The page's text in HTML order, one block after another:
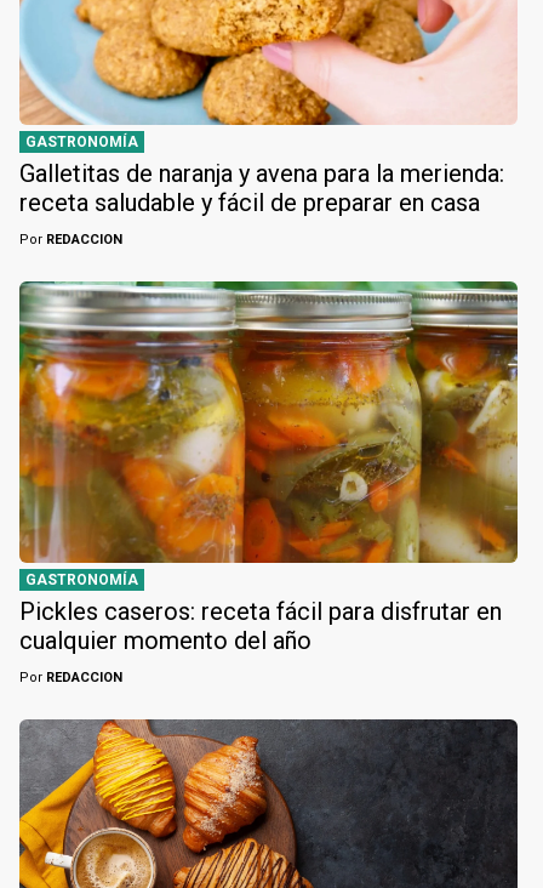
GASTRONOMÍA
Galletitas de naranja y avena para la merienda:
receta saludable y fácil de preparar en casa
Por REDACCION
GASTRONOMÍA
Pickles caseros: receta fácil para disfrutar en
cualquier momento del año
Por REDACCION